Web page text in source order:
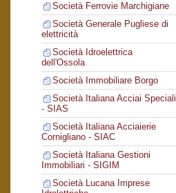
Società Ferrovie Marchigiane
Società Generale Pugliese di
elettricità
Società Idroelettrica
dell'Ossola
Società Immobiliare Borgo
Società Italiana Acciai Speciali
- SIAS
Società Italiana Acciaierie
Cornigliano - SIAC
Società Italiana Gestioni
Immobiliari - SIGIM
Società Lucana Imprese